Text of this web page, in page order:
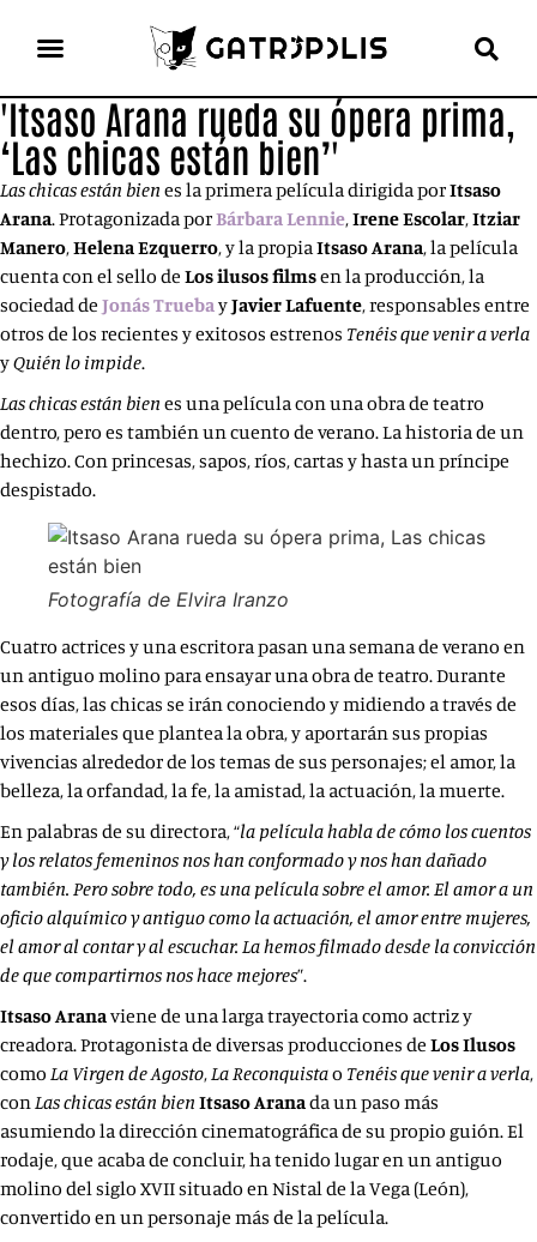
'Itsaso Arana rueda su ópera prima,
‘Las chicas están bien’'
Las chicas están bien es la primera película dirigida porItsaso
Arana. Protagonizada porBárbara Lennie,Irene Escolar,Itziar
Manero,Helena Ezquerro, y la propiaItsasoArana, la película
cuenta con el sello de Los ilusos filmsen la producción, la
sociedad de JonásTruebayJavier Lafuente, responsables entre
otros de los recientes y exitosos estrenos Tenéis que venir a verla
yQuién lo impide.
Las chicas están bien es una película con una obra de teatro
dentro, pero es también un cuento de verano. La historia de un
hechizo. Con princesas, sapos, ríos, cartas y hasta un príncipe
despistado.
Fotografía de Elvira Iranzo
Cuatro actrices y una escritora pasan una semana de verano en
un antiguo molino para ensayar una obra de teatro. Durante
esos días, las chicas se irán conociendo y midiendo a través de
los materiales que plantea la obra, y aportarán sus propias
vivencias alrededor de los temas de sus personajes; el amor, la
belleza, la orfandad, la fe, la amistad, la actuación, la muerte.
En palabras de su directora, “la película habla de cómo los cuentos
y los relatos femeninos nos han conformado y nos han dañado
también. Pero sobre todo, es una película sobre el amor. El amor a un
oficio alquímico y antiguo como la actuación, el amor entre mujeres,
el amor al contar y al escuchar. La hemos filmado desde la convicción
de que compartirnos nos hace mejores”.
Itsaso Aranaviene de una larga trayectoria como actriz y
creadora. Protagonista de diversas producciones de Los Ilusos
como La Virgen de Agosto,La Reconquistao Tenéis que venir a verla,
conLas chicas están bien Itsaso Aranada un paso más
asumiendo la dirección cinematográfica de su propio guión. El
rodaje, que acaba de concluir, ha tenido lugar en un antiguo
molino del siglo XVII situado en Nistal de la Vega (León),
convertido en un personaje más de la película.